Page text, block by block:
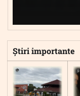
Știri importante